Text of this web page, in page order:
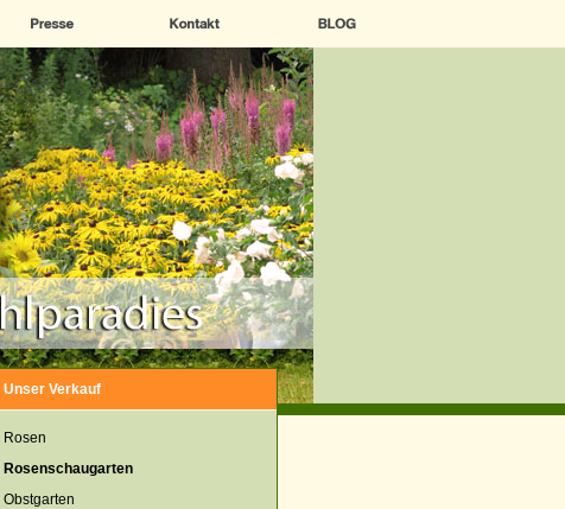
Unser Verkauf
Rosen
Rosenschaugarten
Obstgarten